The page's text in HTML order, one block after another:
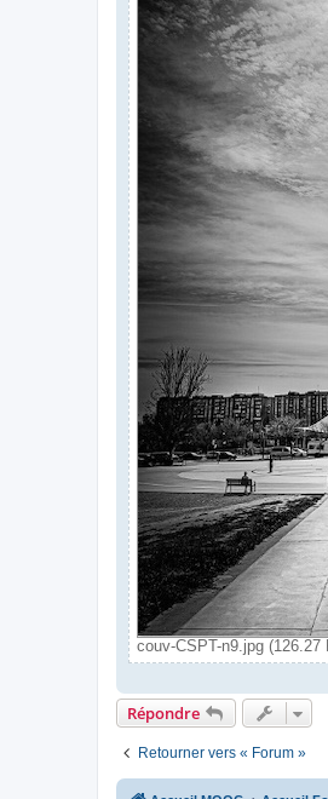
couv-CSPT-n9.jpg (126.27
Répondre
Retourner vers « Forum »